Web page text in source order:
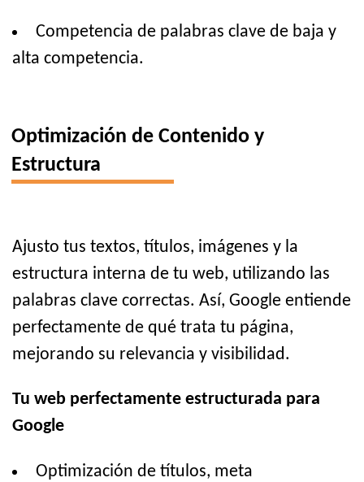
Competencia de palabras clave de baja y
alta competencia.
Optimización de Contenido y
Estructura
Ajusto tus textos, títulos, imágenes y la
estructura interna de tu web, utilizando las
palabras clave correctas. Así, Google entiende
perfectamente de qué trata tu página,
mejorando su relevancia y visibilidad.
Tu web perfectamente estructurada para
Google
Optimización de títulos, meta